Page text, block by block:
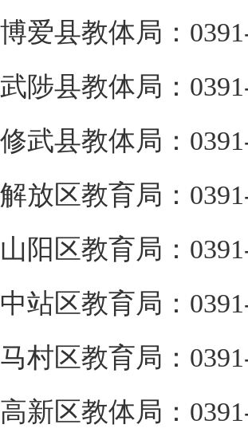
博爱县教体局：
武陟县教体局：
修武县教体局：
解放区教育局：
山阳区教育局：
中站区教育局：
马村区教育局：
高新区教体局：